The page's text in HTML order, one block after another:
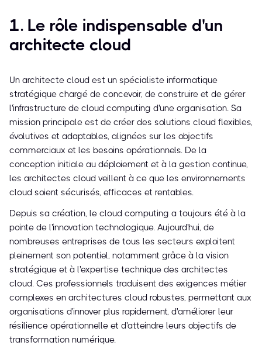
1. Le rôle indispensable d'un
architecte cloud
Un architecte cloud est un spécialiste informatique
stratégique chargé de concevoir, de construire et de gérer
l'infrastructure de cloud computing d'une organisation. Sa
mission principale est de créer des solutions cloud flexibles,
évolutives et adaptables, alignées sur les objectifs
commerciaux et les besoins opérationnels. De la
conception initiale au déploiement et à la gestion continue,
les architectes cloud veillent à ce que les environnements
cloud soient sécurisés, efficaces et rentables.
Depuis sa création, le cloud computing a toujours été à la
pointe de l'innovation technologique. Aujourd'hui, de
nombreuses entreprises de tous les secteurs exploitent
pleinement son potentiel, notamment grâce à la vision
stratégique et à l'expertise technique des architectes
cloud. Ces professionnels traduisent des exigences métier
complexes en architectures cloud robustes, permettant aux
organisations d'innover plus rapidement, d'améliorer leur
résilience opérationnelle et d'atteindre leurs objectifs de
transformation numérique.